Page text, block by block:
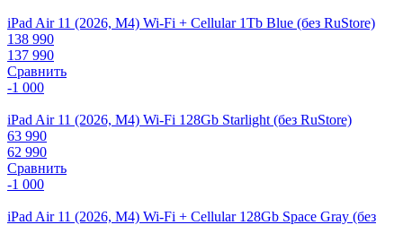
iPad Air 11 (2026, M4) Wi-Fi + Cellular 1Tb Blue (без RuStore)
138 990
137 990
Сравнить
-1 000
iPad Air 11 (2026, M4) Wi-Fi 128Gb Starlight (без RuStore)
63 990
62 990
Сравнить
-1 000
iPad Air 11 (2026, M4) Wi-Fi + Cellular 128Gb Space Gray (без